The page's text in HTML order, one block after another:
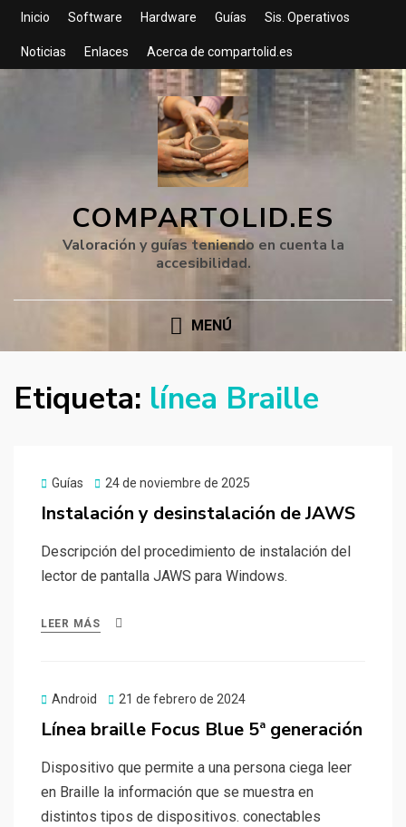
Inicio Software Hardware Guías Sis. Operativos
Noticias Enlaces Acerca de compartolid.es
COMPARTOLID.ES
Valoración y guías teniendo en cuenta la
accesibilidad.
MENÚ
Etiqueta: línea Braille
Guías
Publicado
24 de noviembre de 2025
Instalación y desinstalación de JAWS
Descripción del procedimiento de instalación del
lector de pantalla JAWS para Windows.
LEER MÁS
Android
Publicado
21 de febrero de 2024
Línea braille Focus Blue 5ª generación
Dispositivo que permite a una persona ciega leer
en Braille la información que se muestra en
distintos tipos de dispositivos. conectables